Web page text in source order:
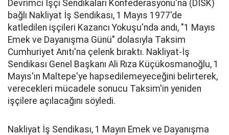
Devrimci İşçi Sendikaları Konfederasyonu'na (DİSK)
bağlı Nakliyat İş Sendikası, 1 Mayıs 1977'de
katledilen işçileri Kazancı Yokuşu'nda andı, "1 Mayıs
Emek ve Dayanışma Günü" dolasıyla Taksim
Cumhuriyet Anıtı'na çelenk bıraktı. Nakliyat-İş
Sendikası Genel Başkanı Ali Rıza Küçükosmanoğlu, 1
Mayıs'ın Maltepe'ye hapsedilemeyeceğini belirterek,
verecekleri mücadele sonucu Taksim'in yeniden
işçilere açılacağını söyledi.
Nakliyat İş Sendikası, 1 Mayın Emek ve Dayanışma